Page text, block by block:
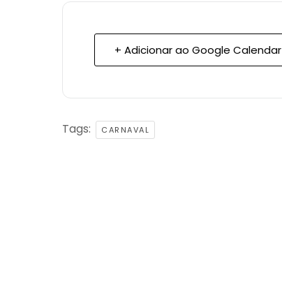
+ Adicionar ao Google Calendar
Tags: CARNAVAL